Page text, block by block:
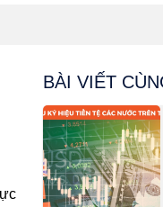
BÀI VIẾT